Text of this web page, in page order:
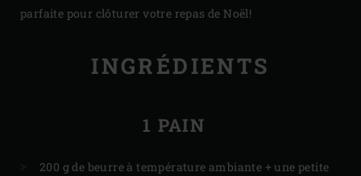
parfaite pour clôturer votre repas de Noël!
INGRÉDIENTS
1 PAIN
200 g de beurre à température ambiante + une petite